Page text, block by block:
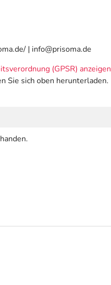
| info@prisoma.de
(GPSR) anzeigen
Sie sich oben herunterladen.